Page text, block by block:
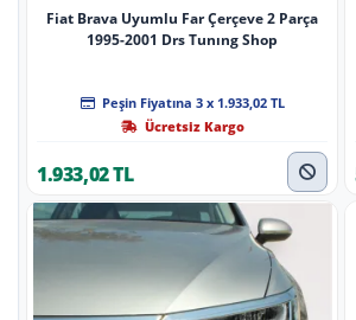
Fiat Brava Uyumlu Far Çerçeve 2 Parça
1995-2001 Drs Tunıng Shop
Peşin Fiyatına 3 x 1.933,02 TL
Ücretsiz Kargo
1.933,02 TL